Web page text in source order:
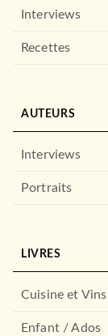
Interviews
Recettes
AUTEURS
Interviews
Portraits
LIVRES
Cuisine et Vins
Enfant / Ados